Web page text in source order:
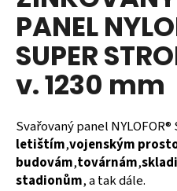
0,0
5
hvězdiček.
PANEL
SUPER
v. 1230 mm
Svařovaný panel NYLOFOR®
letištím,vojenským
budovám,továrnám,
stadionům, a tak dále.
a
j
í
t
?
HLEDAT